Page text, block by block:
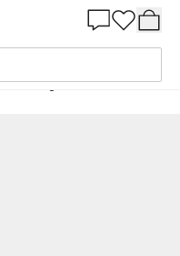
Bestelling door NCS